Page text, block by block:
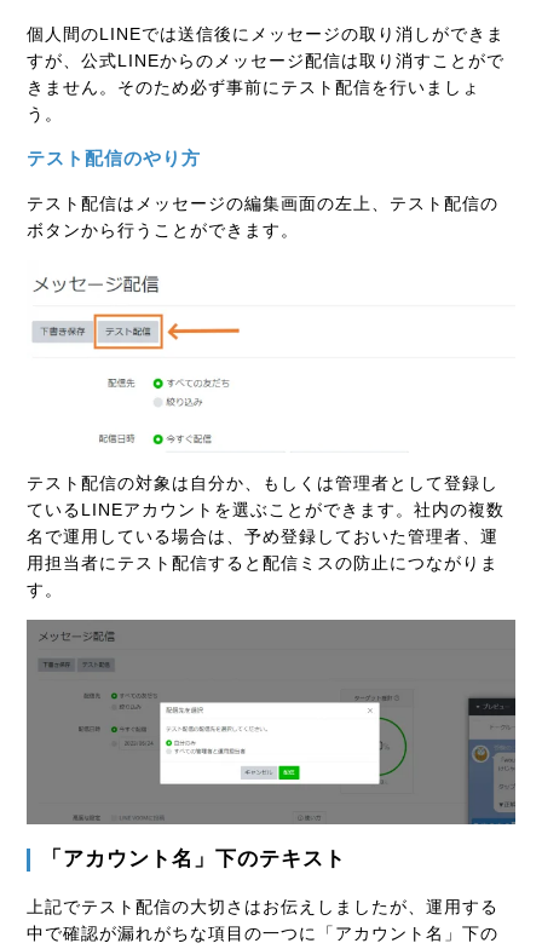
個人間のLINEでは送信後にメッセージの取り消しができま
すが、公式LINEからのメッセージ配信は取り消すことがで
きません。そのため必ず事前にテスト配信を行いましょ
う。
テスト配信のやり方
テスト配信はメッセージの編集画面の左上、テスト配信の
ボタンから行うことができます。
テスト配信の対象は自分か、もしくは管理者として登録し
ているLINEアカウントを選ぶことができます。社内の複数
名で運用している場合は、予め登録しておいた管理者、運
用担当者にテスト配信すると配信ミスの防止につながりま
す。
「アカウント名」下のテキスト
上記でテスト配信の大切さはお伝えしましたが、運用する
中で確認が漏れがちな項目の一つに「アカウント名」下の